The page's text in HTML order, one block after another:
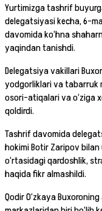
Yurtimizga tashrif
delegatsiyasi kecha, 6-
davomida ko‘hna
yaqindan tanishdi.
Delegatsiya vakillari
yodgorliklari va tabarruk
osori-atiqalari va o‘ziga
qoldirdi.
Tashrif davomida
hokimi Botir Zaripov bilan
o‘rtasidagi qardoshlik,
haqida fikr almashildi.
Qodir O‘zkaya